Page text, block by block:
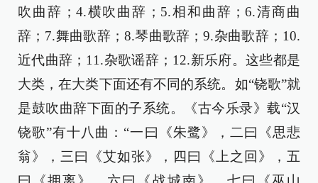
吹曲辞；4.横吹曲辞；5.相和曲辞；6.清商曲
辞；7.舞曲歌辞；8.琴曲歌辞；9.杂曲歌辞；10.
近代曲辞；11.杂歌谣辞；12.新乐府。这些都是
大类，在大类下面还有不同的系统。如“铙歌”就
是鼓吹曲辞下面的子系统。《古今乐录》载“汉
铙歌”有十八曲：“一曰《朱鹭》，二曰《思悲
翁》，三曰《艾如张》，四曰《上之回》，五